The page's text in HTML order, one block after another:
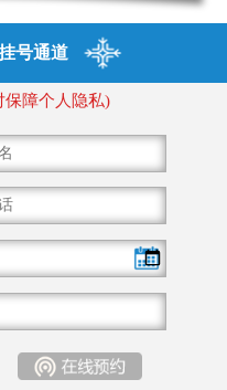
号通道
保障个人隐私)